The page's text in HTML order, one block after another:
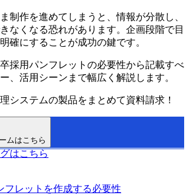
制作を進めてしまうと、情報が分散し、
なくなる恐れがあります。企画段階で目
確にすることが成功の鍵です。
採用パンフレットの必要性から記載すべ
、活用シーンまで幅広く解説します。
システムの製品をまとめて資料請求！
ムはこちら
はこちら
フレットを作成する必要性